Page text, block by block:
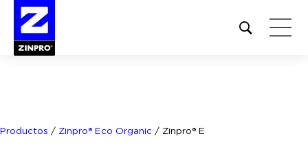
Open
site
Productos / Zinpro® Eco Organic / Zinpro® E